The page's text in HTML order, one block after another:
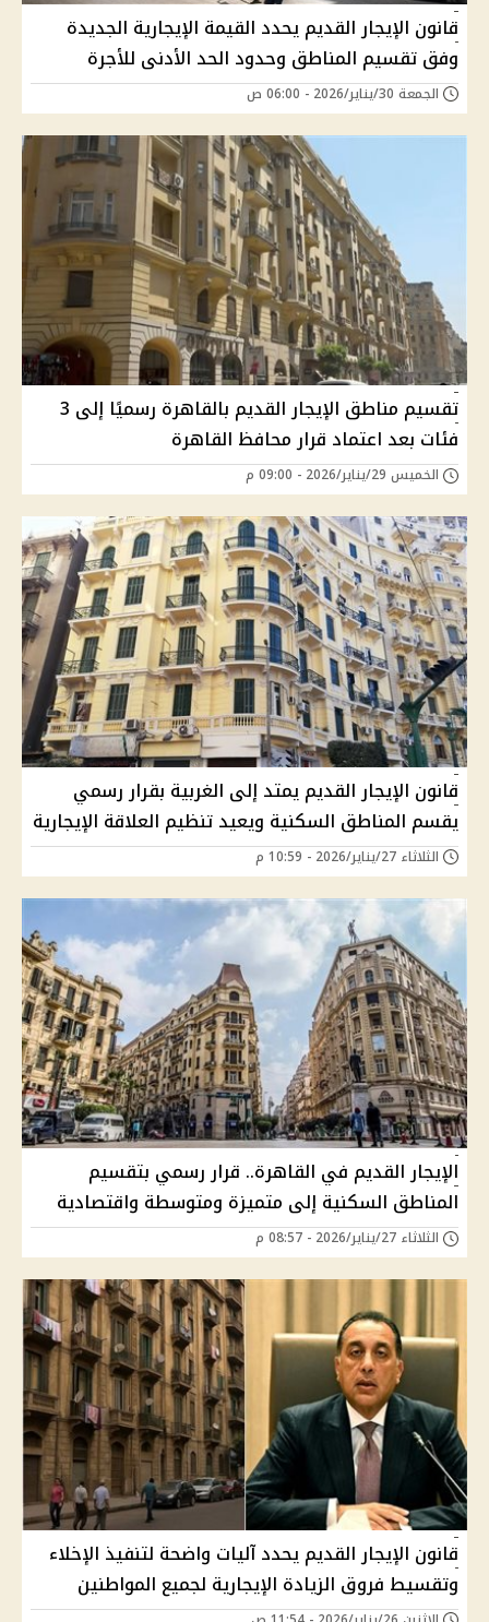
قانون الإيجار القديم يحدد القيمة الإيجارية الجديدة
وفق تقسيم المناطق وحدود الحد الأدنى للأجرة
الجمعة 30/يناير/2026 - 06:00 ص
تقسيم مناطق الإيجار القديم بالقاهرة رسميًا إلى 3
فئات بعد اعتماد قرار محافظ القاهرة
الخميس 29/يناير/2026 - 09:00 م
قانون الإيجار القديم يمتد إلى الغربية بقرار رسمي
يقسم المناطق السكنية ويعيد تنظيم العلاقة الإيجارية
الثلاثاء 27/يناير/2026 - 10:59 م
الإيجار القديم في القاهرة.. قرار رسمي بتقسيم
المناطق السكنية إلى متميزة ومتوسطة واقتصادية
الثلاثاء 27/يناير/2026 - 08:57 م
قانون الإيجار القديم يحدد آليات واضحة لتنفيذ الإخلاء
وتقسيط فروق الزيادة الإيجارية لجميع المواطنين